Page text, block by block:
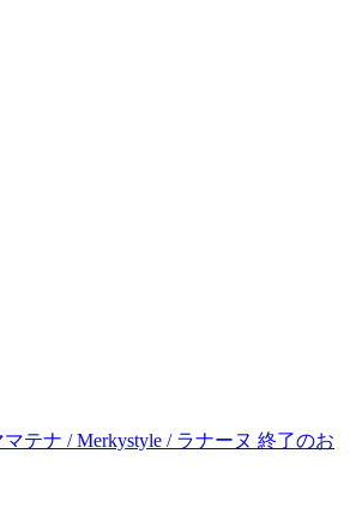
マテナ / Merkystyle / ラナーヌ 終了のお